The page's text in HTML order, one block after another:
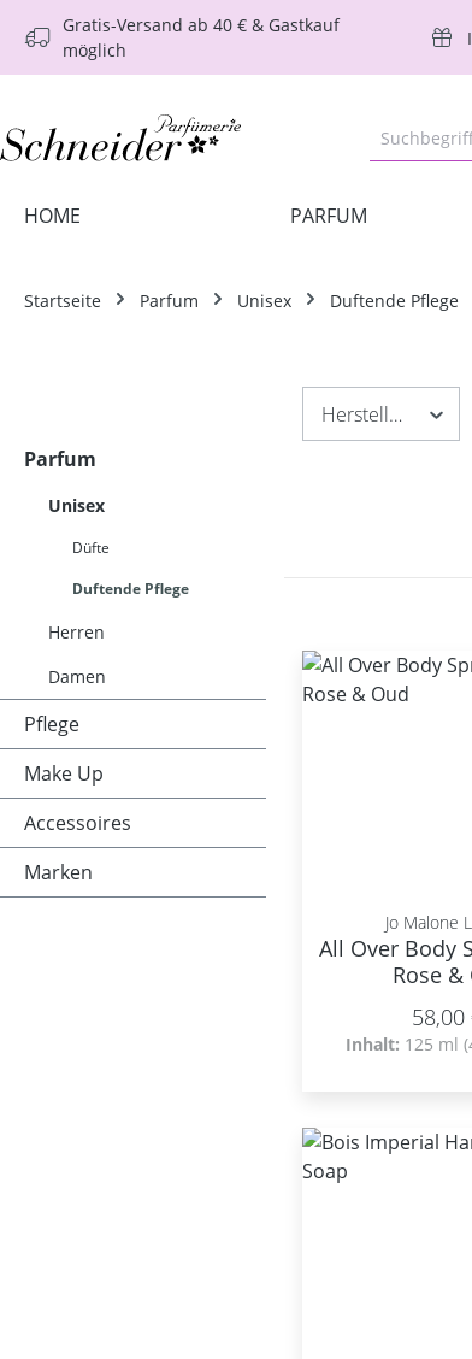
Hauptinhalt springen
Zur Suche springen
Zur Hauptnavigation springen
Gratis-Versand ab 40 € & Gastkauf
möglich
HOME PARFUM
Startseite Parfum Unisex Duftende Pflege
Parfum
Unisex
Düfte
Duftende Pflege
Herren
Damen
Pflege
Make Up
Accessoires
Marken
Hersteller
Jo Malone
All Over Body
Rose &
Inhalt: 125 ml